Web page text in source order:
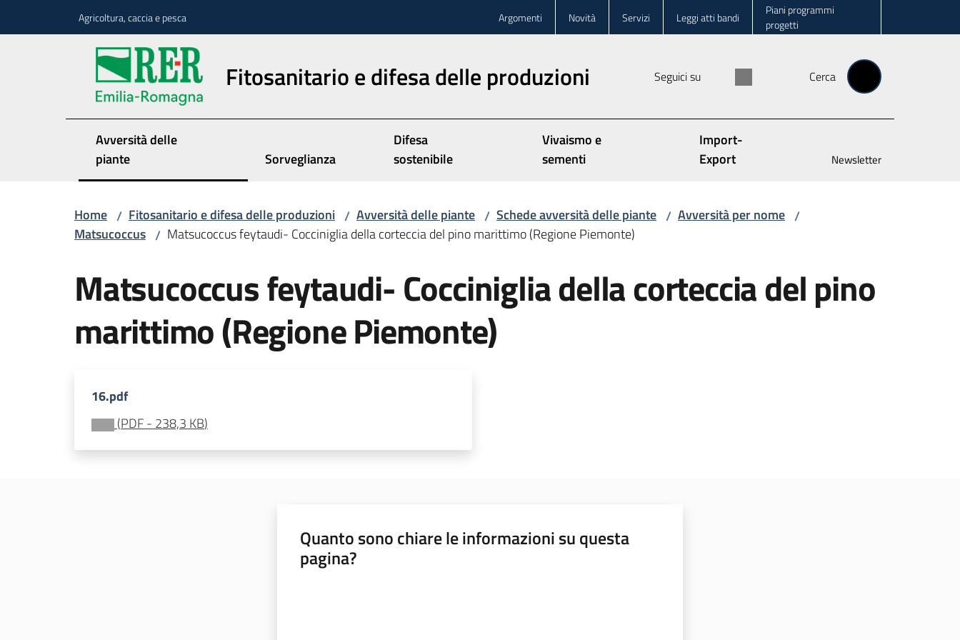
Agricoltura, caccia e pesca Argomenti Novità Servizi Leggi atti bandi
Piani programmi
progetti
Fitosanitario e difesa delle produzioni Seguici su Cerca
Avversità delle
piante
Sorveglianza
Difesa
sostenibile
Vivaismo e
sementi
Import-
Export
Newsletter
Home / Fitosanitario e difesa delle produzioni / Avversità delle piante / Schede avversità delle piante / Avversità per nome /
Matsucoccus / Matsucoccus feytaudi- Cocciniglia della corteccia del pino marittimo (Regione Piemonte)
Matsucoccus feytaudi- Cocciniglia della corteccia del pino
marittimo (Regione Piemonte)
16.pdf
(PDF- 238,3 KB)
Quanto sono chiare le informazioni su questa
pagina?